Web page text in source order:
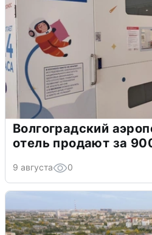
Волгоградский
отель продают за
9 августа 0